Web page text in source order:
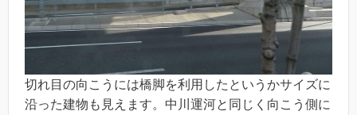
切れ目の向こうには橋脚を利用したというかサイズに
沿った建物も見えます。中川運河と同じく向こう側に